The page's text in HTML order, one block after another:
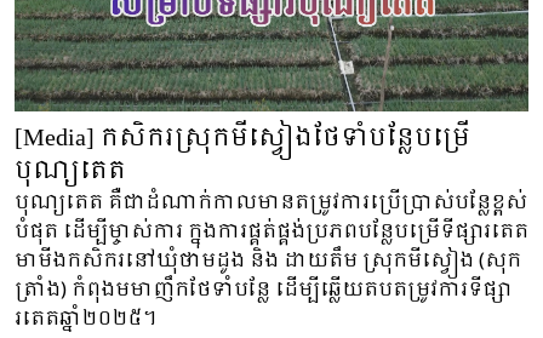
[Media] កសិករស្រុកមីស្វៀងថែទាំបន្លែបម្រើ
បុណ្យតេត
បុណ្យតេត គឺជាដំណាក់កាលមានតម្រូវការប្រើប្រាស់បន្លែខ្ពស់
បំផុត ដើម្បីម្ចាស់ការ ក្នុងការផ្គត់ផ្គង់ប្រភពបន្លែបម្រើទីផ្សារតេត
មាមីងកសិករនៅឃុំថាមដូង និង ដាយតឹម ស្រុកមីស្វៀង (សុក
ត្រាំង) កំពុងមមាញឹកថែទាំបន្លែ ដើម្បីឆ្លើយតបតម្រូវការទីផ្សា
រតេតឆ្នាំ២០២៥។